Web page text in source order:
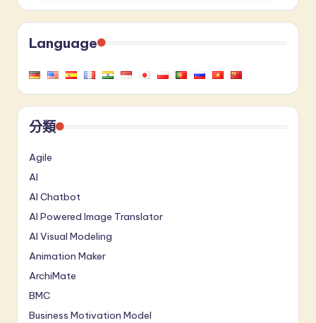
Language
分類
Agile
AI
AI Chatbot
AI Powered Image Translator
AI Visual Modeling
Animation Maker
ArchiMate
BMC
Business Motivation Model